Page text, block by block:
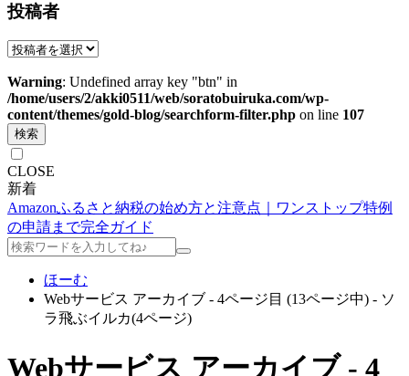
投稿者
Warning: Undefined array key "btn" in
/home/users/2/akki0511/web/soratobuiruka.com/wp-
content/themes/gold-blog/searchform-filter.php on line 107
検索
CLOSE
新着
Amazonふるさと納税の始め方と注意点｜ワンストップ特例
の申請まで完全ガイド
ほーむ
Webサービス アーカイブ - 4ページ目 (13ページ中) - ソ
ラ飛ぶイルカ(4ページ)
Webサービス アーカイブ - 4